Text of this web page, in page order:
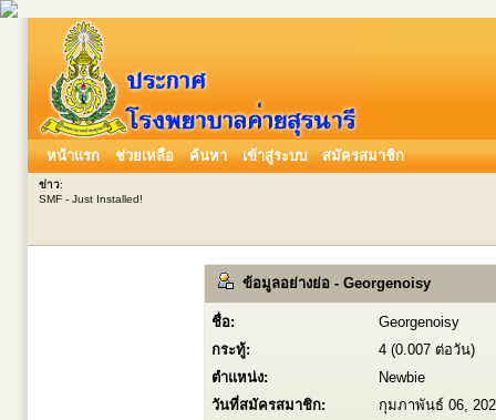
หน้าแรก ช่วยเหลือ ค้นหา เข้าสู่ระบบ สมัครสมาชิก
ข่าว:
SMF - Just Installed!
ข้อมูลอย่างย่อ - Georgenoisy
ชื่อ:
Georgenoisy
กระทู้:
4 (0.007 ต่อวัน)
ตำแหน่ง:
Newbie
วันที่สมัครสมาชิก:
กุมภาพันธ์ 06,